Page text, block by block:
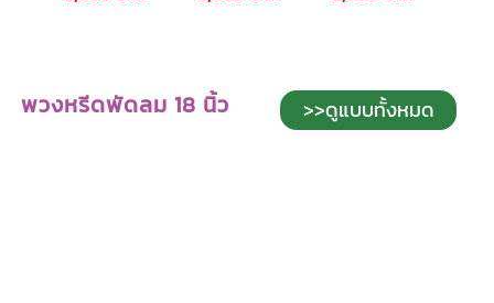
พวงหรีดพัดลม 18 นิ้ว >>ดูแบบทั้งหมด